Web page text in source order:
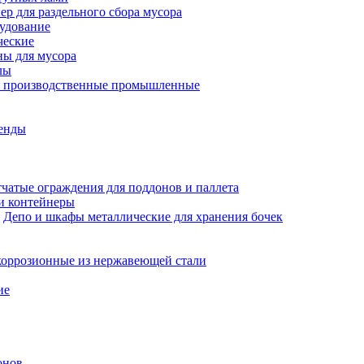
для раздельного сбора мусора
для мусора
производственные промышленные
ограждения для поддонов и паллета
контейнеры
Депо и шкафы металлические для хранения бочек
из нержавеющей стали